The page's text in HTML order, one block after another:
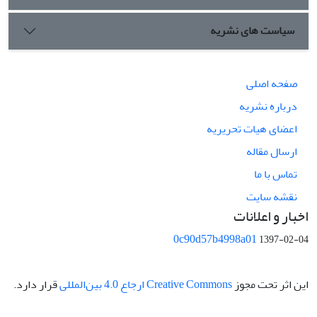
سیاست های نشریه
صفحه اصلی
درباره نشریه
اعضای هیات تحریریه
ارسال مقاله
تماس با ما
نقشه سایت
اخبار و اعلانات
0c90d57b4998a011397-02-04
این اثر تحت مجوز Creative Commons ارجاع 4.0 بین‌المللی قرار دارد.